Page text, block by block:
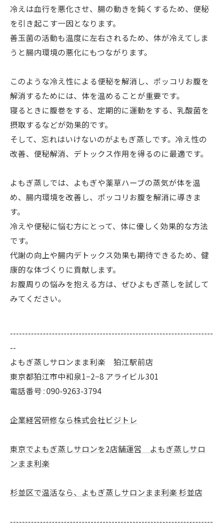
冷えは血行を悪化させ、腸の動きを鈍くするため、便秘
を引き起こす一因となります。
善玉菌の活動も温度に左右されるため、体が冷えてしま
うと腸内環境の悪化にもつながります。
このような冷え性による便秘を解消し、ポッコリお腹を
解消するためには、体を温めることが重要です。
寝るときに腹巻をする、定期的に運動をする、乳酸菌を
摂取するなどが効果的です。
そして、忘れはいけないのがよもぎ蒸しです。冷え性の
改善、便秘解消、デトックス作用を得るのに最適です。
よもぎ蒸しでは、よもぎや薬草ハーブの蒸気が体を温
め、腸内環境を改善し、ポッコリお腹を解消に導きま
す。
冷えや便秘に悩む方にとって、体に優しく効果的な方法
です。
代謝の向上や腸内デトックス効果も期待できるため、健
康的な体づくりに貢献します。
お腹周りの悩みを抱える方は、ぜひよもぎ蒸しを試して
みてください。
--------------------------------------------------------------------
--
よもぎ蒸しサロンまま利楽 狛江駅前店
東京都狛江市中和泉1−2−8 アライビル301
電話番号 : 090-9263-3794
企業経営研修なら株式会社ビジトレ
東京でよもぎ蒸しサロンを2店舗運営 よもぎ蒸しサロ
ンまま利楽
杉並区で温活なら、よもぎ蒸しサロンまま利楽 杉並店
--------------------------------------------------------------------